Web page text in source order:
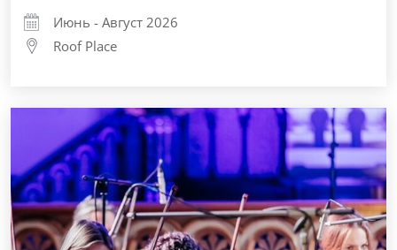
Июнь - Август 2026
Roof Place